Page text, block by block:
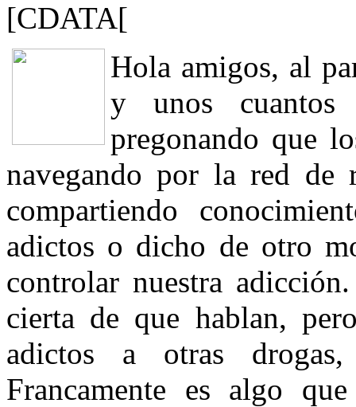
[CDATA[
Hola amigos, al
y unos cuantos
pregonando que
navegando por la red de
compartiendo
adictos o dicho de otro
controlar nuestra
cierta de que hablan,
adictos a otras
Francamente es algo